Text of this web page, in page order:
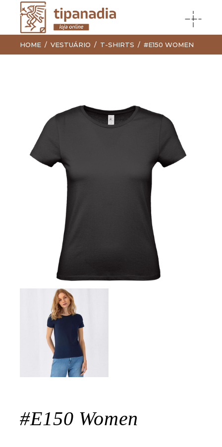
HOME VESTUÁRIO T-SHIRTS #E150 WOMEN
#E150 Women